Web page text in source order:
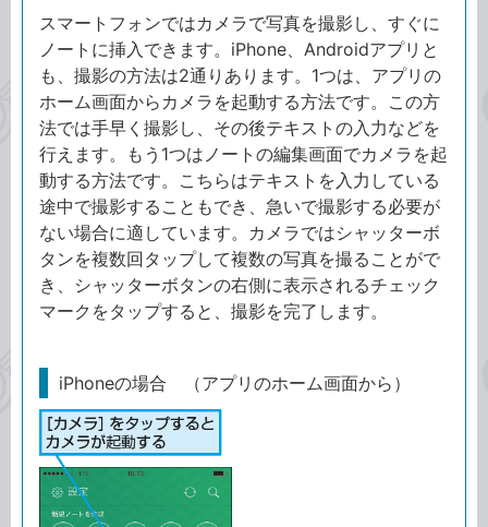
スマートフォンではカメラで写真を撮影し、すぐに
ノートに挿入できます。iPhone、Androidアプリと
も、撮影の方法は2通りあります。1つは、アプリの
ホーム画面からカメラを起動する方法です。この方
法では手早く撮影し、その後テキストの入力などを
行えます。もう1つはノートの編集画面でカメラを起
動する方法です。こちらはテキストを入力している
途中で撮影することもでき、急いで撮影する必要が
ない場合に適しています。カメラではシャッターボ
タンを複数回タップして複数の写真を撮ることがで
き、シャッターボタンの右側に表示されるチェック
マークをタップすると、撮影を完了します。
iPhoneの場合 （アプリのホーム画面から）